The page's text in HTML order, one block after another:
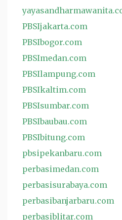
PBSIjakarta.com
PBSIbogor.com
PBSImedan.com
PBSIlampung.com
PBSIkaltim.com
PBSIsumbar.com
PBSIbaubau.com
PBSIbitung.com
pbsipekanbaru.com
perbasimedan.com
perbasisurabaya.com
perbasibanjarbaru.com
perbasiblitar.com